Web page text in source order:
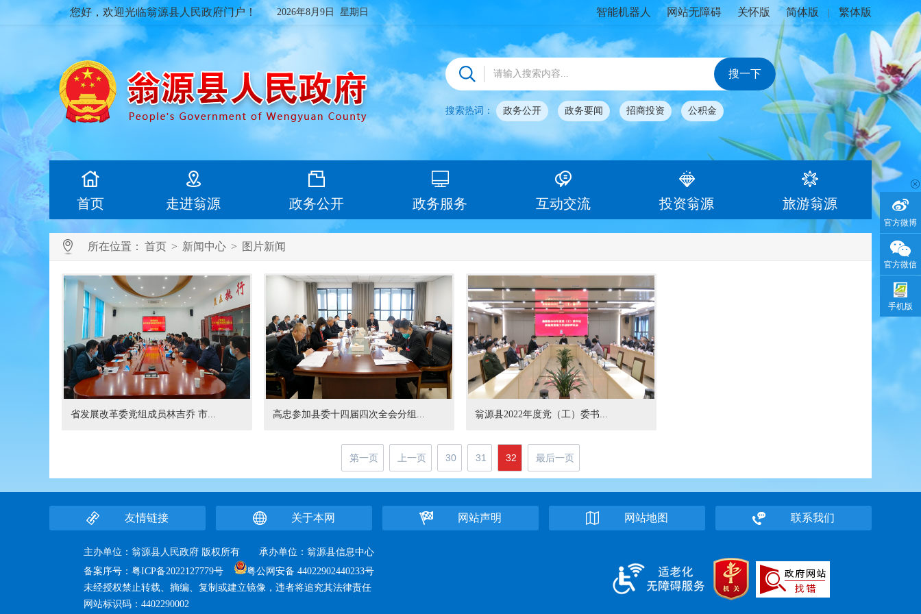
官方微博
官方微信
手机版
您好，欢迎光临翁源县人民政府门户！ 2026年8月9日 星期日 智能机器人 网站无障碍 关怀版 简体版 繁体版
搜索热词： 政务公开 政务要闻 招商投资 公积金
首页 走进翁源 政务公开 政务服务 互动交流 投资翁源 旅游翁源
所在位置： 首页 > 新闻中心 > 图片新闻
省发展改革委党组成员林吉乔 市... 高忠参加县委十四届四次全会分组... 翁源县2022年度党（工）委书...
第一页 上一页 30 31 32 最后一页
友情链接 关于本网 网站声明 网站地图 联系我们
主办单位：翁源县人民政府 版权所有 承办单位：翁源县信息中心
备案序号： 粤ICP备2022127779号
粤公网安备 44022902440233号
未经授权禁止转载、摘编、复制或建立镜像，违者将追究其法律责任
网站标识码：4402290002